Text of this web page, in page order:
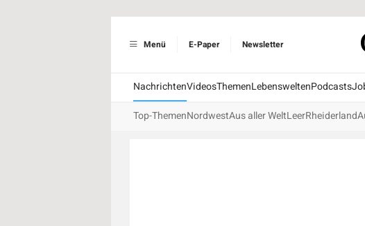
Menü E-Paper Newsletter
NachrichtenVideosThemenLebensweltenPodcasts
Top-ThemenNordwestAus aller WeltLeerRheiderland